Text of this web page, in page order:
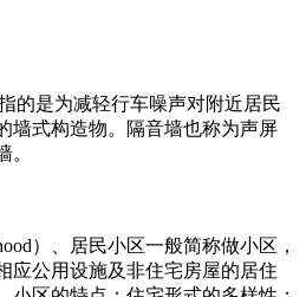
的是为减轻行车噪声对附近居民
墙式构造物。隔音墙也称为声屏
。
）、居民小区一般简称做小区，
应公用设施及非住宅房屋的居住